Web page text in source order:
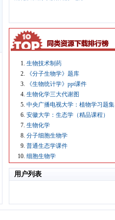
生物技术制药
《分子生物学》题库
《生物统计学》ppt课件
生物化学三大代谢图
中央广播电视大学：植物学习题集
安徽大学：生态学（精品课程）
生物化学
分子细胞生物学
普通生态学课件
细胞生物学
用户列表